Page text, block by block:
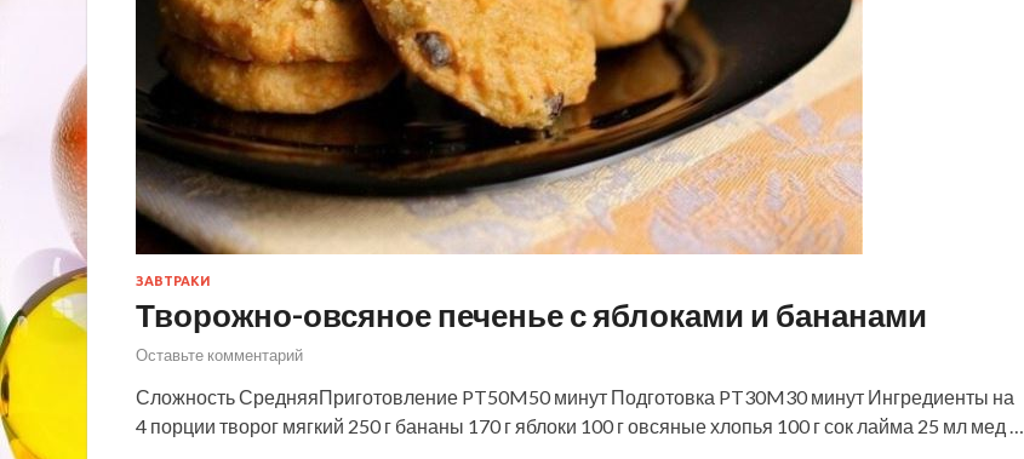
ЗАВТРАКИ
Творожно-овсяное печенье с яблоками и бананами
Оставьте комментарий
Сложность СредняяПриготовление PT50M50 минут Подготовка PT30M30 минут Ингредиенты на
4 порции творог мягкий 250 г бананы 170 г яблоки 100 г овсяные хлопья 100 г сок лайма 25 мл мед …